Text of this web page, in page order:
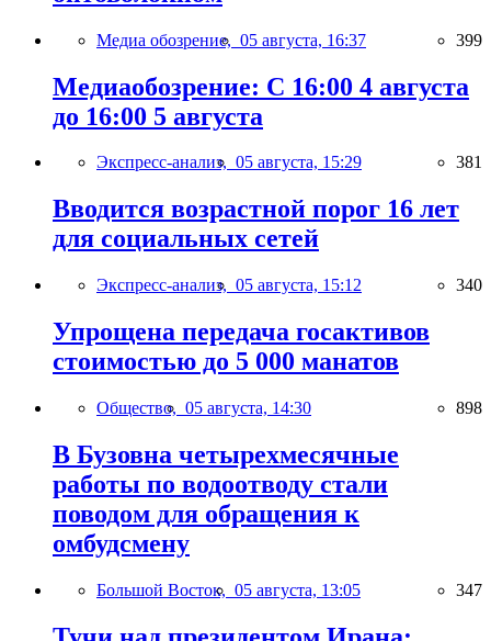
Медиа обозрение, 05 августа, 16:37 399
Медиаобозрение: С 16:00 4 августа
до 16:00 5 августа
Экспресс-анализ, 05 августа, 15:29 381
Вводится возрастной порог 16 лет
для социальных сетей
Экспресс-анализ, 05 августа, 15:12 340
Упрощена передача госактивов
стоимостью до 5 000 манатов
Общество, 05 августа, 14:30 898
В Бузовна четырехмесячные
работы по водоотводу стали
поводом для обращения к
омбудсмену
Большой Восток, 05 августа, 13:05 347